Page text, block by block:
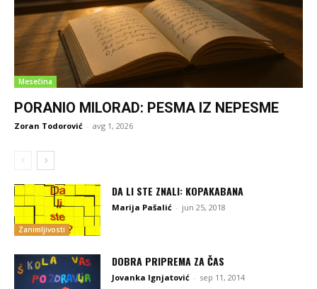
Mesečina
PORANIO MILORAD: PESMA IZ NEPESME
Zoran Todorović - avg 1, 2026
Zanimljivosti
DA LI STE ZNALI: KOPAKABANA
Marija Pašalić - jun 25, 2018
DOBRA PRIPREMA ZA ČAS
Jovanka Ignjatović - sep 11, 2014